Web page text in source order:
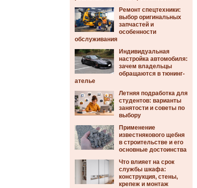
Ремонт спецтехники:
выбор оригинальных
запчастей и
особенности
обслуживания
Индивидуальная
настройка автомобиля:
зачем владельцы
обращаются в тюнинг-
ателье
Летняя подработка для
студентов: варианты
занятости и советы по
выбору
Применение
известнякового щебня
в строительстве и его
основные достоинства
Что влияет на срок
службы шкафа:
конструкция, стены,
крепеж и монтаж